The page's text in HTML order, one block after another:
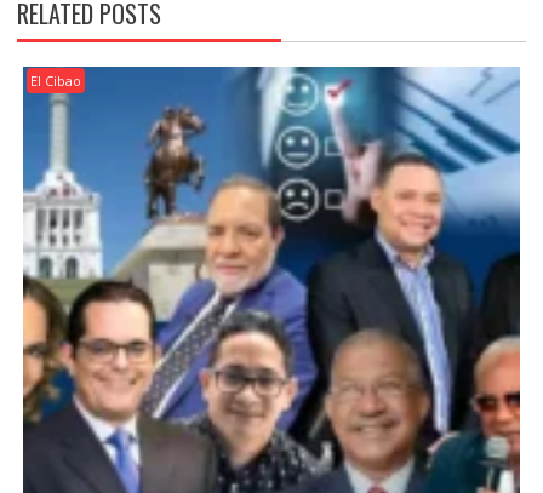
RELATED POSTS
El Cibao